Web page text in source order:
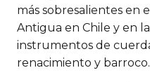
más sobresalientes en
Antigua en Chile y en
instrumentos de
renacimiento y barroco.